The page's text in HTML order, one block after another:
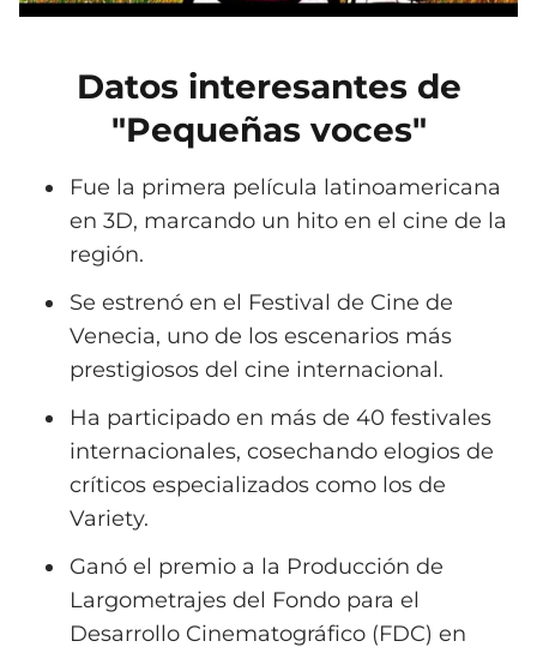
Datos interesantes de
"Pequeñas voces"
Fue la primera película latinoamericana
en 3D, marcando un hito en el cine de la
región.
Se estrenó en el Festival de Cine de
Venecia, uno de los escenarios más
prestigiosos del cine internacional.
Ha participado en más de 40 festivales
internacionales, cosechando elogios de
críticos especializados como los de
Variety.
Ganó el premio a la Producción de
Largometrajes del Fondo para el
Desarrollo Cinematográfico (FDC) en